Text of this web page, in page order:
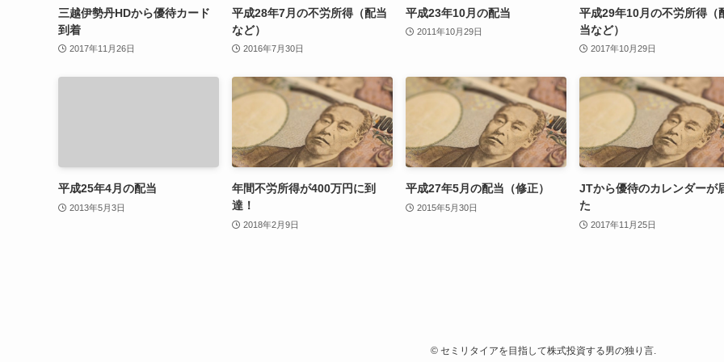
三越伊勢丹HDから優待カード
到着
2017年11月26日
平成28年7月の不労所得（配当
など）
2016年7月30日
平成23年10月の配当
2011年10月29日
平成29年10月の不労所得（
当など）
2017年10月29日
平成25年4月の配当
2013年5月3日
年間不労所得が400万円に到
達！
2018年2月9日
平成27年5月の配当（修正）
2015年5月30日
JTから優待のカレンダーが
た
2017年11月25日
©セミリタイアを目指して株式投資する男の独り言.